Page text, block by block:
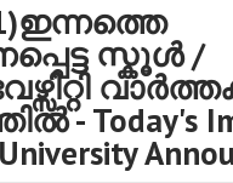
സ്കൂൾ /
- Today's